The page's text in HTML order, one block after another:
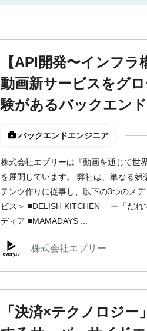
【API開発〜インフ
動画新サービスをグ
験があるバックエン
バックエンドエンジニア
株式会社エブリーは『動画を通じて世
を展開しています。 弊社は、単なる
テンツ作りに従事し、以下の3つのメ
ビス＞ ■DELISH KITCHEN ー「だれ
ディア ■MAMADAYS ...
株式会社エブリー
「決済×テクノロジ